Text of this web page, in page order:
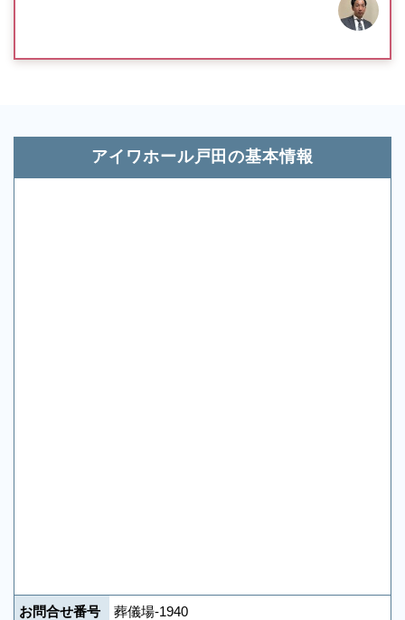
アイワホール戸田の基本情報
お問合せ番号 葬儀場-1940